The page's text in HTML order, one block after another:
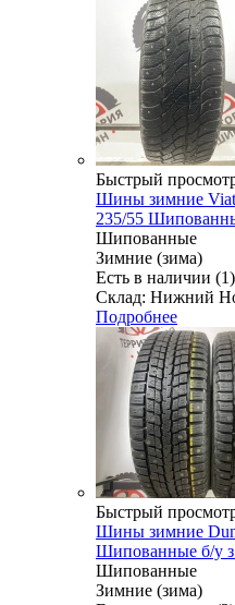
Быстрый
Шины зимние
235/55
Шипованные
Зимние (зима)
Есть в наличии (1)
Склад: Нижний
Подробнее
Быстрый
Шины зимние
Шипованные б/у
Шипованные
Зимние (зима)